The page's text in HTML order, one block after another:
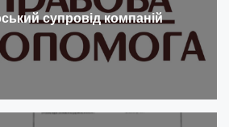
супровід компаній